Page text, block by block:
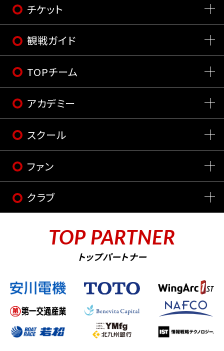
チケット
観戦ガイド
TOPチーム
アカデミー
スクール
ファン
クラブ
TOP PARTNER
トップパートナー